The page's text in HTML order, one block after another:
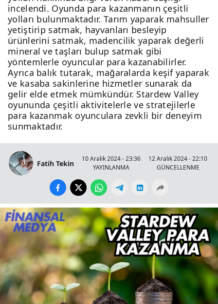
incelendi. Oyunda para kazanmanın çeşitli
yolları bulunmaktadır. Tarım yaparak mahsuller
yetiştirip satmak, hayvanları besleyip
ürünlerini satmak, madencilik yaparak değerli
mineral ve taşları bulup satmak gibi
yöntemlerle oyuncular para kazanabilirler.
Ayrıca balık tutarak, mağaralarda keşif yaparak
ve kasaba sakinlerine hizmetler sunarak da
gelir elde etmek mümkündür. Stardew Valley
oyununda çeşitli aktivitelerle ve stratejilerle
para kazanmak oyunculara zevkli bir deneyim
sunmaktadır.
Fatih Tekin
10 Aralık 2024 - 23:36
YAYINLANMA
12 Aralık 2024 - 22:10
GÜNCELLENME